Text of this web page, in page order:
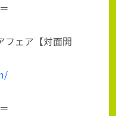
フェア【対面開